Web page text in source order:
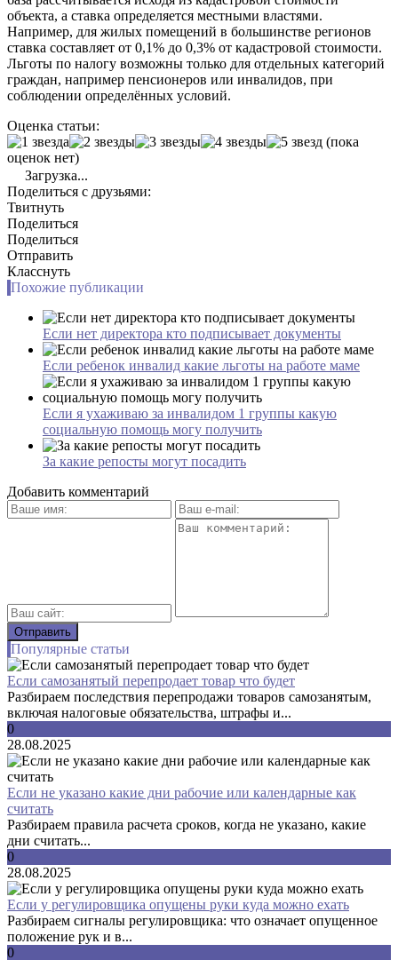
объекта, а ставка определяется местными властями.
Например, для жилых помещений в большинстве регионов
ставка составляет от 0,1% до 0,3% от кадастровой стоимости.
Льготы по налогу возможны только для отдельных категорий
граждан, например пенсионеров или инвалидов, при
соблюдении определённых условий.
Оценка статьи:
(пока
оценок нет)
Загрузка...
Поделиться с друзьями:
Твитнуть
Поделиться
Поделиться
Отправить
Класснуть
Похожие публикации
Если нет директора кто подписывает документы
Если ребенок инвалид какие льготы на работе маме
Если я ухаживаю за инвалидом 1 группы какую
социальную помощь могу получить
За какие репосты могут посадить
Добавить комментарий
Популярные статьи
Если самозанятый перепродает товар что будет
Разбираем последствия перепродажи товаров самозанятым,
включая налоговые обязательства, штрафы и...
0
28.08.2025
Если не указано какие дни рабочие или календарные как
считать
Разбираем правила расчета сроков, когда не указано, какие
дни считать...
0
28.08.2025
Если у регулировщика опущены руки куда можно ехать
Разбираем сигналы регулировщика: что означает опущенное
положение рук и в...
0